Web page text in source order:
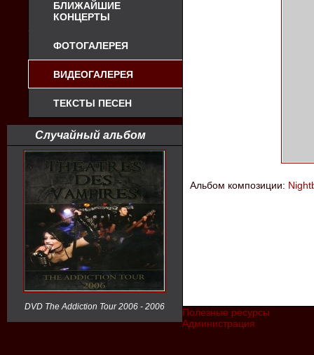
БЛИЖАЙШИЕ
КОНЦЕРТЫ
ФОТОГАЛЕРЕЯ
ВИДЕОГАЛЕРЕЯ
ТЕКСТЫ ПЕСЕН
Случайный альбом
DVD The Addiction Tour 2006 - 2006
Альбом композиции:
Полезные ресурсы
Администрация